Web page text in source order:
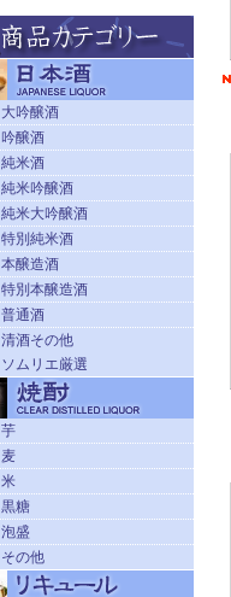
大吟醸酒
吟醸酒
純米酒
純米吟醸酒
純米大吟醸酒
特別純米酒
本醸造酒
特別本醸造酒
普通酒
清酒その他
ソムリエ厳選
芋
麦
米
黒糖
泡盛
その他